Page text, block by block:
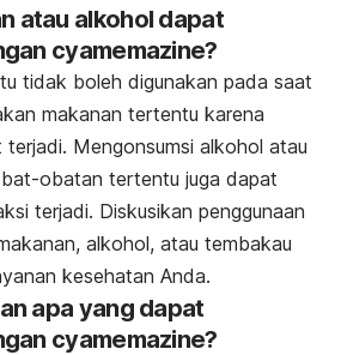
atau alkohol dapat
cyamemazine?
tidak boleh digunakan pada saat
makanan tertentu karena
Mengonsumsi alkohol atau
obatan tertentu juga dapat
terjadi. Diskusikan penggunaan
alkohol, atau tembakau
kesehatan Anda.
apa yang dapat
cyamemazine?